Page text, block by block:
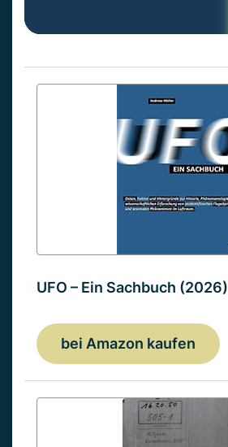
UFO – Ein Sachbuch (2026)
bei Amazon kaufen